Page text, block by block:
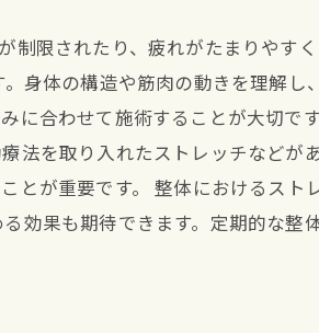
制限されたり、疲れがたまりやす
身体の構造や筋肉の動きを理解し
に合わせて施術することが大切で
法を取り入れたストレッチなどが
とが重要です。 整体におけるスト
効果も期待できます。定期的な整